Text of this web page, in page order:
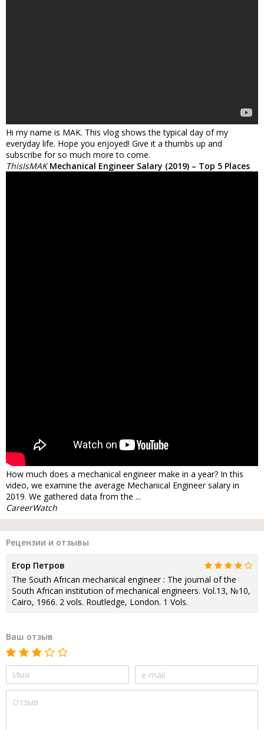
Hi my name is MAK. This vlog shows the typical day of my
everyday life. Hope you enjoyed! Give it a thumbs up and
subscribe for so much more to come.
ThisIsMAK Mechanical Engineer Salary (2019) – Top 5 Places
How much does a mechanical engineer make in a year? In this
video, we examine the average Mechanical Engineer salary in
2019. We gathered data from the ...
CareerWatch
Рецензии и отзывы
Егор Петров
The South African mechanical engineer : The journal of the
South African institution of mechanical engineers. Vol.13, №10,
Cairo, 1966. 2 vols. Routledge, London. 1 Vols.
Ваш отзыв